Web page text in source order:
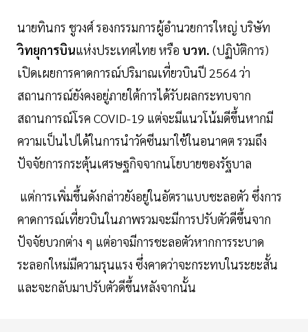
นายทินกร ชูวงศ์ รองกรรมการผู้อำนวยการใหญ่ บริษัท
วิทยุการบินแห่งประเทศไทย หรือ บวท. (ปฏิบัติการ)
เปิดเผยการคาดการณ์ปริมาณเที่ยวบินปี 2564 ว่า
สถานการณ์ยังคงอยู่ภายใต้การได้รับผลกระทบจาก
สถานการณ์โรค COVID-19 แต่จะมีแนวโน้มดีขึ้นหากมี
ความเป็นไปได้ในการนำวัคซีนมาใช้ในอนาคต รวมถึง
ปัจจัยการกระตุ้นเศรษฐกิจจากนโยบายของรัฐบาล
แต่การเพิ่มขึ้นดังกล่าวยังอยู่ในอัตราแบบชะลอตัว ซึ่งการ
คาดการณ์เที่ยวบินในภาพรวมจะมีการปรับตัวดีขึ้นจาก
ปัจจัยบวกต่าง ๆ แต่อาจมีการชะลอตัวหากการระบาด
ระลอกใหม่มีความรุนแรง ซึ่งคาดว่าจะกระทบในระยะสั้น
และจะกลับมาปรับตัวดีขึ้นหลังจากนั้น